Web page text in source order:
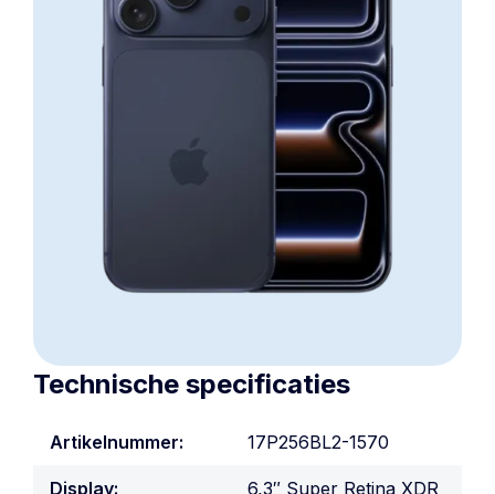
Technische specificaties
Artikelnummer: 17P256BL2-1570
Display: 6,3″ Super Retina XDR